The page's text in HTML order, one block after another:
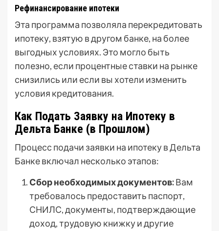
Рефинансирование ипотеки
Эта программа позволяла перекредитовать
ипотеку, взятую в другом банке, на более
выгодных условиях. Это могло быть
полезно, если процентные ставки на рынке
снизились или если вы хотели изменить
условия кредитования.
Как Подать Заявку на Ипотеку в
Дельта Банке (в Прошлом)
Процесс подачи заявки на ипотеку в Дельта
Банке включал несколько этапов:
Сбор необходимых документов:Вам
требовалось предоставить паспорт,
СНИЛС, документы, подтверждающие
доход, трудовую книжку и другие